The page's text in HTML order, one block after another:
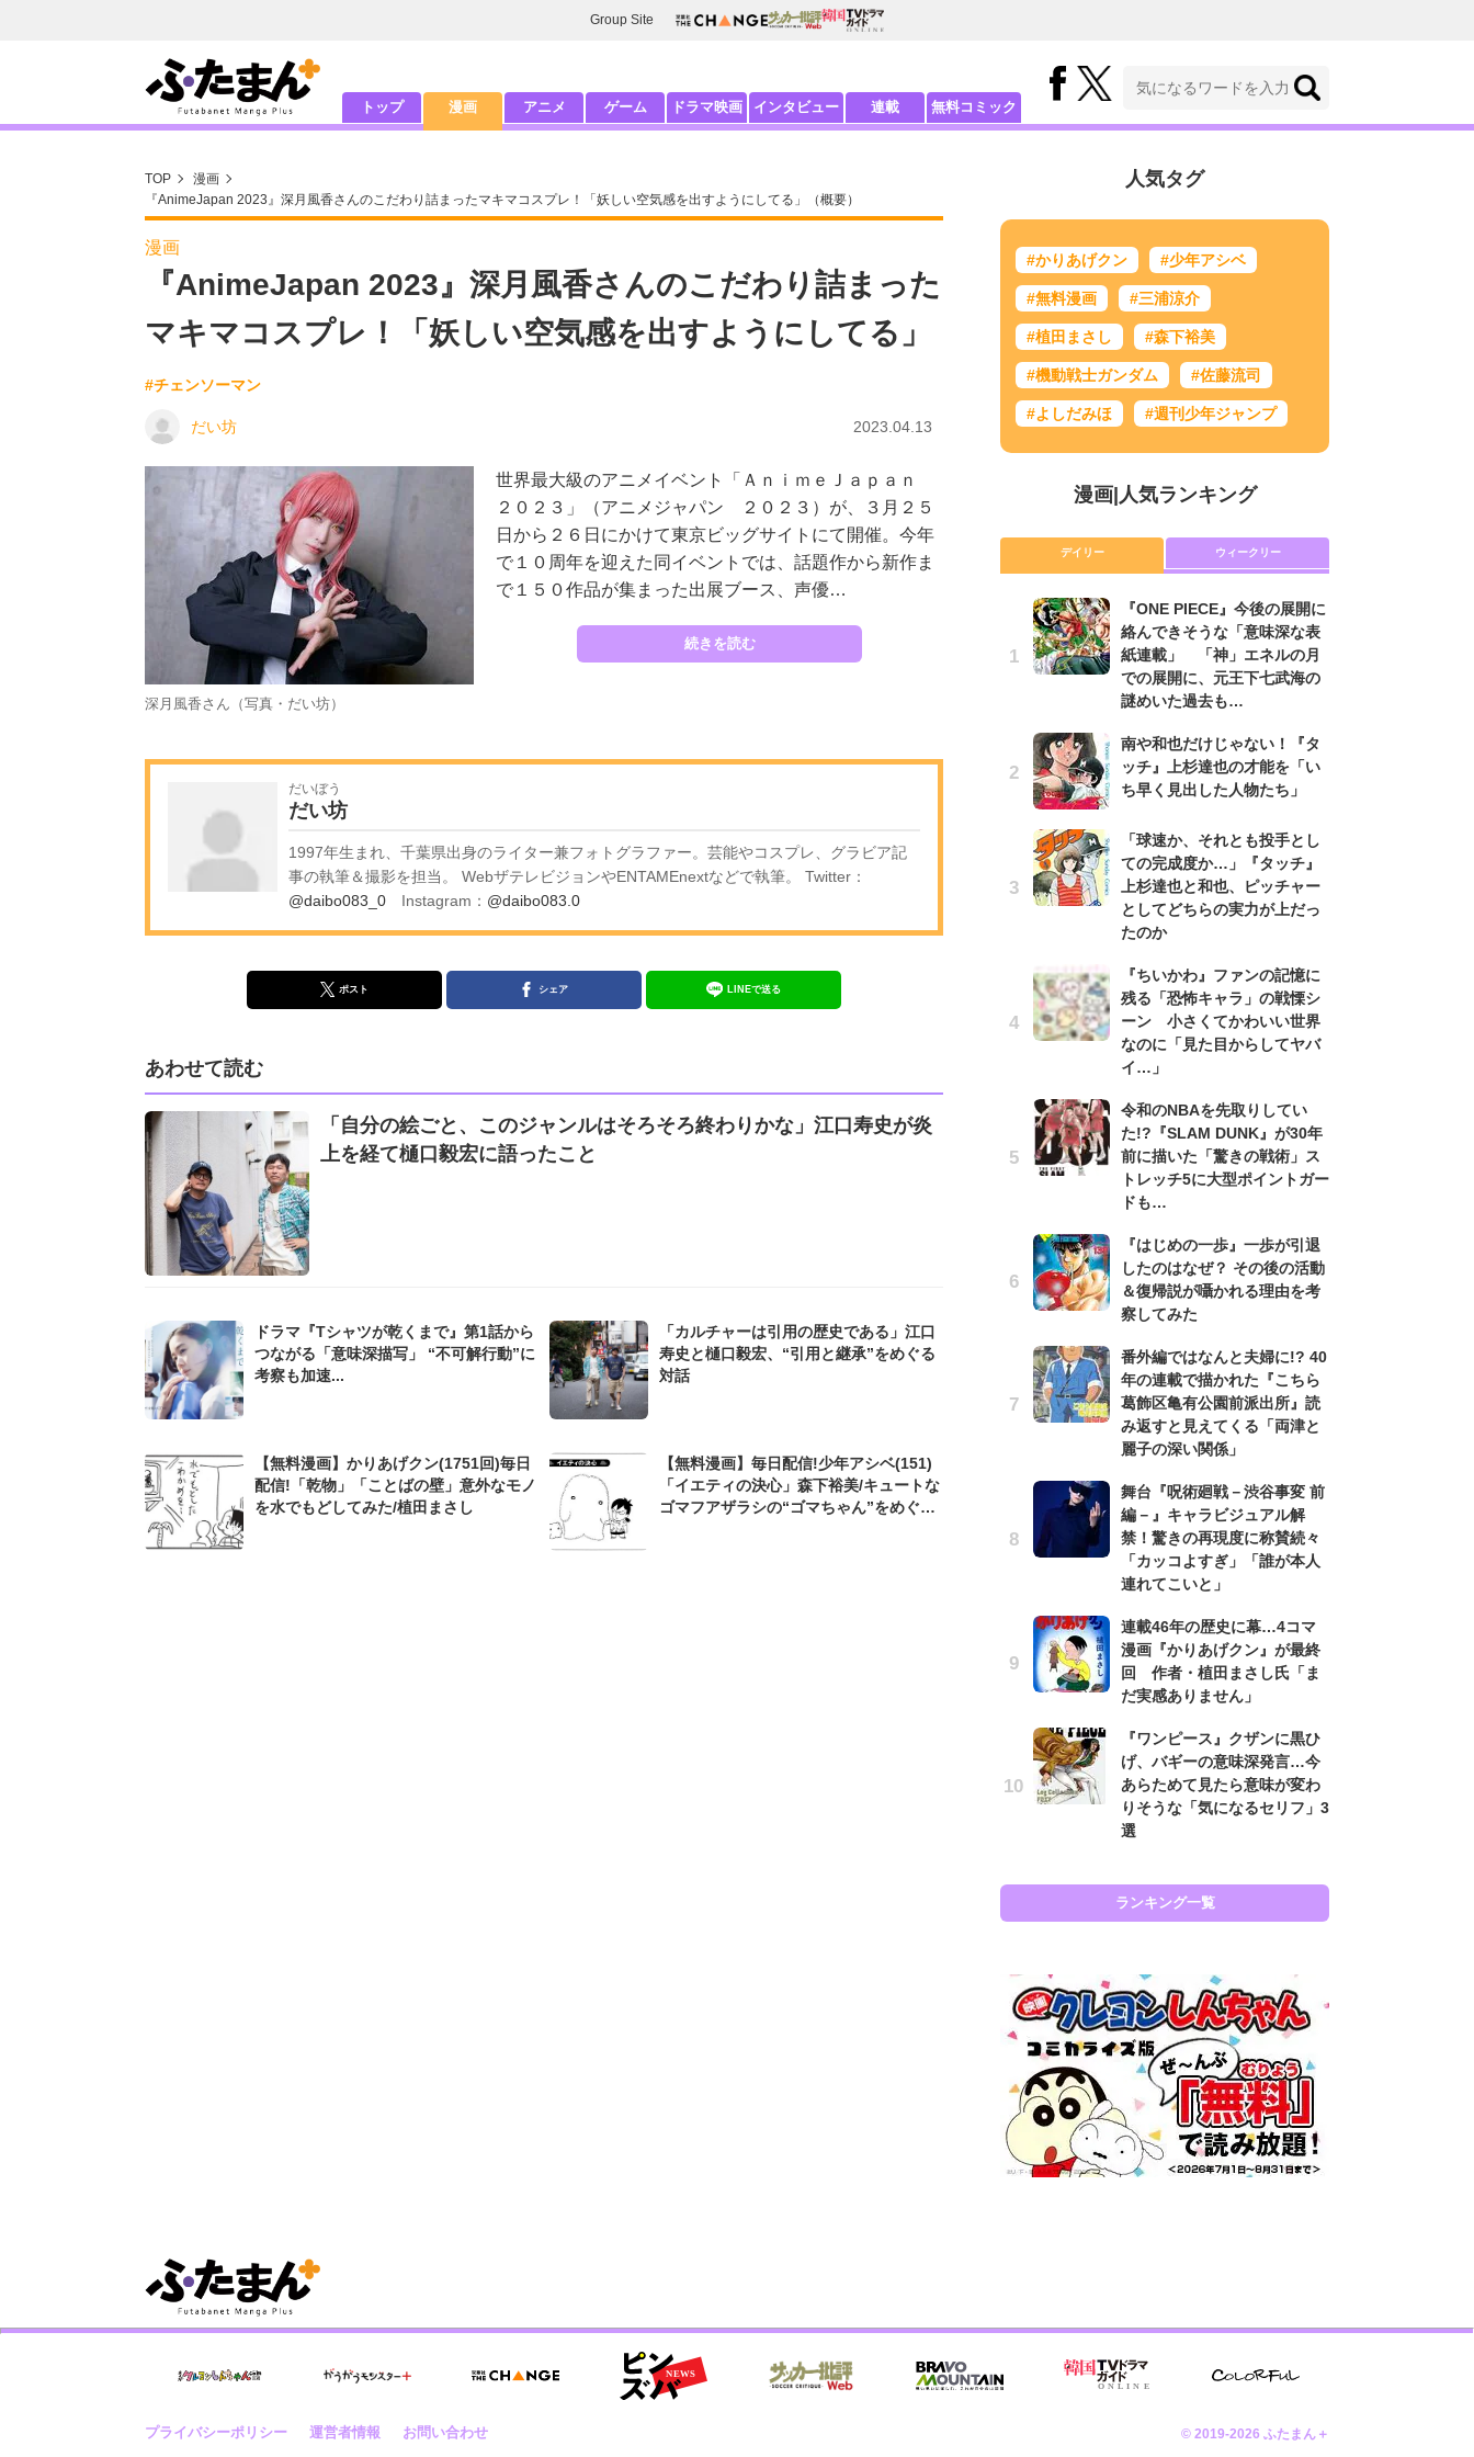
Group Site
トップ 漫画 アニメ ゲーム ドラマ映画 インタビュー 連載 無料コミック
TOP
漫画
『AnimeJapan 2023』深月風香さんのこだわり詰まったマキマコスプレ！「妖しい空気感を出すようにしてる」（概要）
漫画
『AnimeJapan 2023』深月風香さんのこだわり詰まった
マキマコスプレ！「妖しい空気感を出すようにしてる」
#チェンソーマン
だい坊 2023.04.13
深月風香さん（写真・だい坊）
世界最大級のアニメイベント「ＡｎｉｍｅＪａｐａｎ
２０２３」（アニメジャパン ２０２３）が、３月２５
日から２６日にかけて東京ビッグサイトにて開催。今年
で１０周年を迎えた同イベントでは、話題作から新作ま
で１５０作品が集まった出展ブース、声優…
続きを読む
だいぼう
だい坊
1997年生まれ、千葉県出身のライター兼フォトグラファー。芸能やコスプレ、グラビア記
事の執筆＆撮影を担当。 WebザテレビジョンやENTAMEnextなどで執筆。 Twitter：
@daibo083_0 Instagram： @daibo083.0
ポスト シェア LINEで送る
あわせて読む
「自分の絵ごと、このジャンルはそろそろ終わりかな」江口寿史が炎
上を経て樋口毅宏に語ったこと
ドラマ『Tシャツが乾くまで』第1話から
つながる「意味深描写」 “不可解行動”に
考察も加速...
「カルチャーは引用の歴史である」江口
寿史と樋口毅宏、“引用と継承”をめぐる
対話
【無料漫画】かりあげクン(1751回)毎日
配信!「乾物」「ことばの壁」意外なモノ
を水でもどしてみた/植田まさし
【無料漫画】毎日配信!少年アシベ(151)
「イエティの決心」森下裕美/キュートな
ゴマフアザラシの“ゴマちゃん”をめぐる
人気タグ
#かりあげクン #少年アシベ
#無料漫画 #三浦涼介
#植田まさし #森下裕美
#機動戦士ガンダム #佐藤流司
#よしだみほ #週刊少年ジャンプ
漫画| 人気ランキング
デイリー ウィークリー
『ONE PIECE』今後の展開に
絡んできそうな「意味深な表
紙連載」 「神」エネルの月
での展開に、元王下七武海の
謎めいた過去も…
南や和也だけじゃない！『タ
ッチ』上杉達也の才能を「い
ち早く見出した人物たち」
「球速か、それとも投手とし
ての完成度か…」『タッチ』
上杉達也と和也、ピッチャー
としてどちらの実力が上だっ
たのか
『ちいかわ』ファンの記憶に
残る「恐怖キャラ」の戦慄シ
ーン 小さくてかわいい世界
なのに「見た目からしてヤバ
イ…」
令和のNBAを先取りしてい
た!?『SLAM DUNK』が30年
前に描いた「驚きの戦術」ス
トレッチ5に大型ポイントガー
ドも…
『はじめの一歩』一歩が引退
したのはなぜ？ その後の活動
＆復帰説が囁かれる理由を考
察してみた
番外編ではなんと夫婦に!? 40
年の連載で描かれた『こちら
葛飾区亀有公園前派出所』読
み返すと見えてくる「両津と
麗子の深い関係」
舞台『呪術廻戦－渋谷事変 前
編－』キャラビジュアル解
禁！驚きの再現度に称賛続々
「カッコよすぎ」「誰が本人
連れてこいと」
連載46年の歴史に幕…4コマ
漫画『かりあげクン』が最終
回 作者・植田まさし氏「ま
だ実感ありません」
『ワンピース』クザンに黒ひ
げ、バギーの意味深発言…今
あらためて見たら意味が変わ
りそうな「気になるセリフ」3
選
ランキング一覧
プライバシーポリシー 運営者情報 お問い合わせ © 2019-2026 ふたまん＋